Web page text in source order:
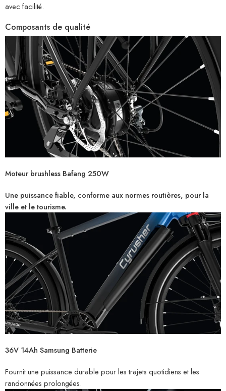
avec facilité.
Composants de qualité
Moteur brushless Bafang 250W
Une puissance fiable, conforme aux normes routières, pour la
ville et le tourisme.
36V 14Ah Samsung Batterie
Fournit une puissance durable pour les trajets quotidiens et les
randonnées prolongées.